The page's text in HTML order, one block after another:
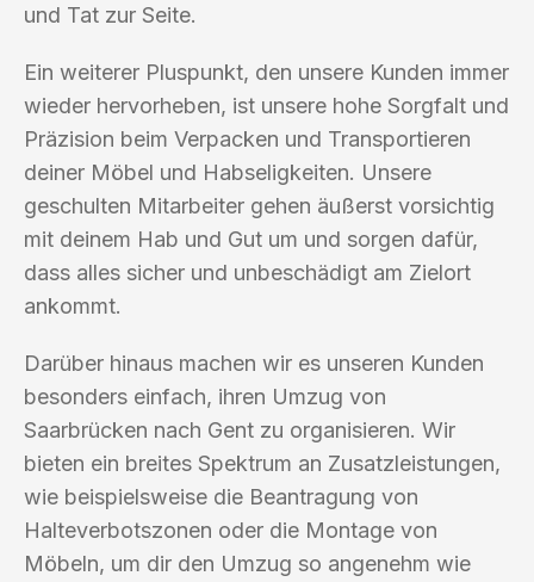
und Tat zur Seite.
Ein weiterer Pluspunkt, den unsere Kunden immer
wieder hervorheben, ist unsere hohe Sorgfalt und
Präzision beim Verpacken und Transportieren
deiner Möbel und Habseligkeiten. Unsere
geschulten Mitarbeiter gehen äußerst vorsichtig
mit deinem Hab und Gut um und sorgen dafür,
dass alles sicher und unbeschädigt am Zielort
ankommt.
Darüber hinaus machen wir es unseren Kunden
besonders einfach, ihren Umzug von
Saarbrücken nach Gent zu organisieren. Wir
bieten ein breites Spektrum an Zusatzleistungen,
wie beispielsweise die Beantragung von
Halteverbotszonen oder die Montage von
Möbeln, um dir den Umzug so angenehm wie